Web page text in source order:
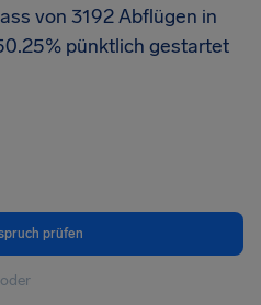
von 3192 Abflügen in
pünktlich gestartet
prüfen
oder